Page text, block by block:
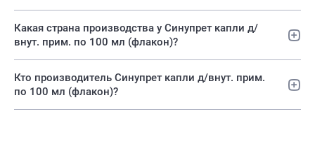
Какая страна производства у Синупрет капли д/
внут. прим. по 100 мл (флакон)?
Кто производитель Синупрет капли д/внут. прим.
по 100 мл (флакон)?